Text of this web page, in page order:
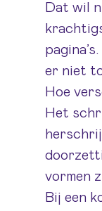
Dat wil
er niet
Hoe
Het
vormen
Bij een